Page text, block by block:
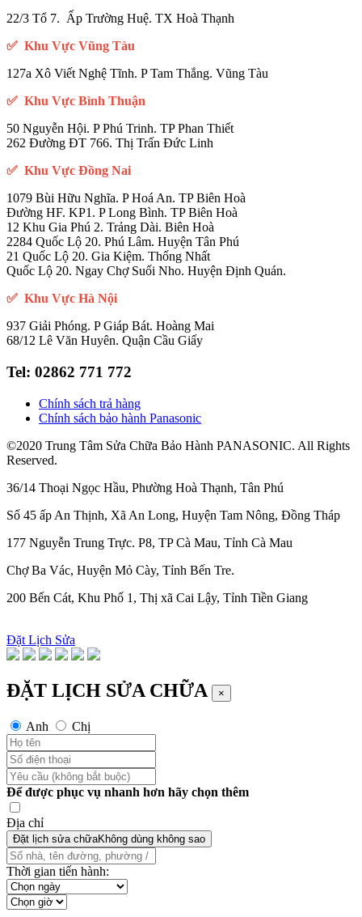
22/3 Tổ 7. Ấp Trường Huệ. TX Hoà Thạnh
✅ Khu Vực Vũng Tàu
127a Xô Viết Nghệ Tĩnh. P Tam Thắng. Vũng Tàu
✅ Khu Vực Bình Thuận
50 Nguyễn Hội. P Phú Trinh. TP Phan Thiết
262 Đường ĐT 766. Thị Trấn Đức Linh
✅ Khu Vực Đồng Nai
1079 Bùi Hữu Nghĩa. P Hoá An. TP Biên Hoà
Đường HF. KP1. P Long Bình. TP Biên Hoà
12 Khu Gia Phú 2. Trảng Dài. Biên Hoà
2284 Quốc Lộ 20. Phú Lâm. Huyện Tân Phú
21 Quốc Lộ 20. Gia Kiệm. Thống Nhất
Quốc Lộ 20. Ngay Chợ Suối Nho. Huyện Định Quán.
✅ Khu Vực Hà Nội
937 Giải Phóng. P Giáp Bát. Hoàng Mai
68/12 Lê Văn Huyên. Quận Cầu Giấy
Tel: 02862 771 772
Chính sách trả hàng
Chính sách bảo hành Panasonic
©2020 Trung Tâm Sửa Chữa Bảo Hành PANASONIC. All Rights
Reserved.
36/14 Thoại Ngọc Hầu, Phường Hoà Thạnh, Tân Phú
Số 45 ấp An Thịnh, Xã An Long, Huyện Tam Nông, Đồng Tháp
177 Nguyễn Trung Trực. P8, TP Cà Mau, Tỉnh Cà Mau
Chợ Ba Vác, Huyện Mỏ Cày, Tỉnh Bến Tre.
200 Bến Cát, Khu Phố 1, Thị xã Cai Lậy, Tỉnh Tiền Giang
Đặt Lịch Sửa
ĐẶT LỊCH SỬA CHỮA ×
Anh Chị
Để được phục vụ nhanh hơn hãy chọn thêm
Địa chỉ
Đặt lịch sửa chữaKhông dùng không sao
Thời gian tiến hành: